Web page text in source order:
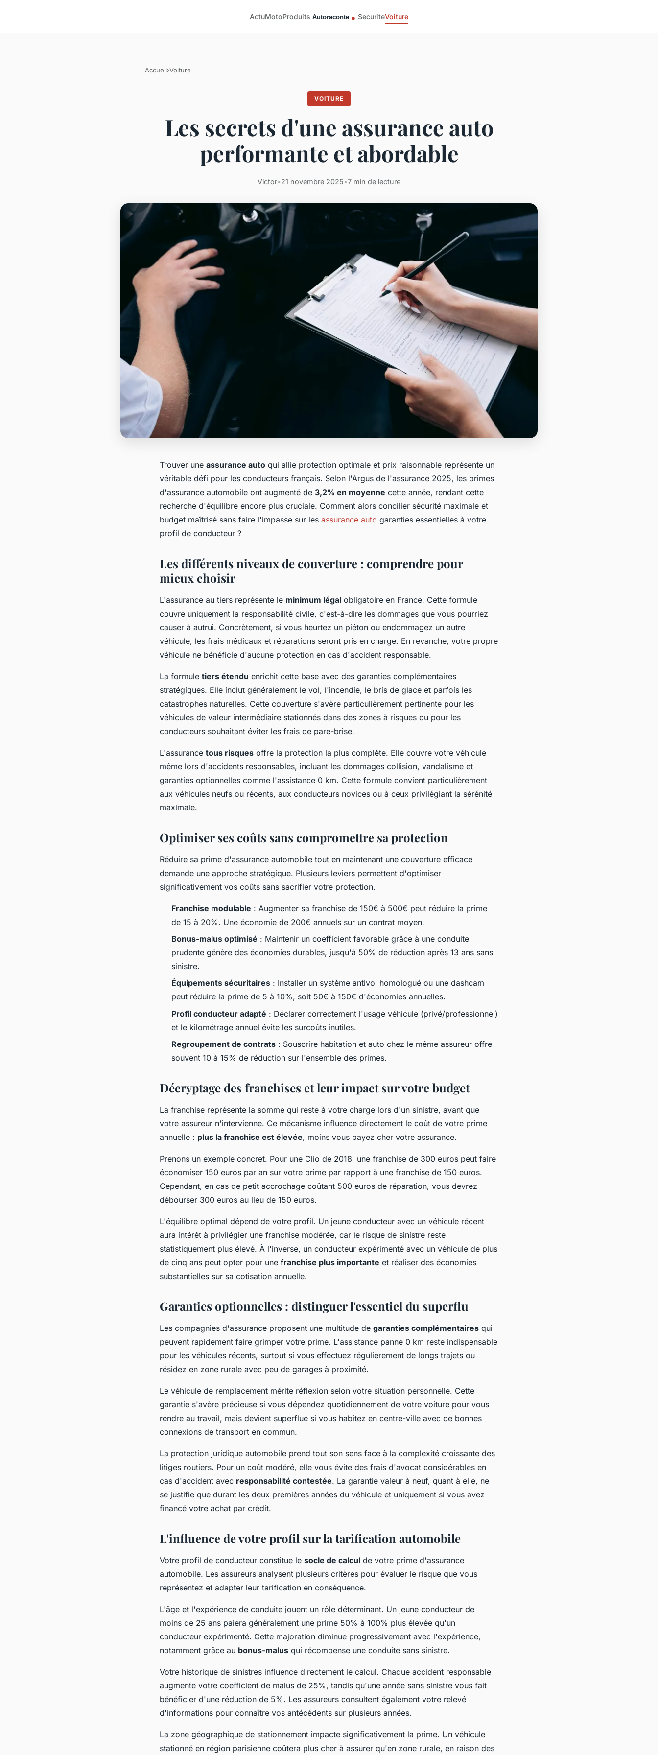
ActuMotoProduits SecuriteVoiture
Accueil›Voiture
VOITURE
Les secrets d'une assurance auto
performante et abordable
Victor•21 novembre 2025•7 min de lecture
Trouver une assurance auto qui allie protection optimale et prix raisonnable représente un
véritable défi pour les conducteurs français. Selon l'Argus de l'assurance 2025, les primes
d'assurance automobile ont augmenté de 3,2% en moyenne cette année, rendant cette
recherche d'équilibre encore plus cruciale. Comment alors concilier sécurité maximale et
budget maîtrisé sans faire l'impasse sur les assurance auto garanties essentielles à votre
profil de conducteur ?
Les différents niveaux de couverture : comprendre pour
mieux choisir
L'assurance au tiers représente le minimum légal obligatoire en France. Cette formule
couvre uniquement la responsabilité civile, c'est-à-dire les dommages que vous pourriez
causer à autrui. Concrètement, si vous heurtez un piéton ou endommagez un autre
véhicule, les frais médicaux et réparations seront pris en charge. En revanche, votre propre
véhicule ne bénéficie d'aucune protection en cas d'accident responsable.
La formule tiers étendu enrichit cette base avec des garanties complémentaires
stratégiques. Elle inclut généralement le vol, l'incendie, le bris de glace et parfois les
catastrophes naturelles. Cette couverture s'avère particulièrement pertinente pour les
véhicules de valeur intermédiaire stationnés dans des zones à risques ou pour les
conducteurs souhaitant éviter les frais de pare-brise.
L'assurance tous risques offre la protection la plus complète. Elle couvre votre véhicule
même lors d'accidents responsables, incluant les dommages collision, vandalisme et
garanties optionnelles comme l'assistance 0 km. Cette formule convient particulièrement
aux véhicules neufs ou récents, aux conducteurs novices ou à ceux privilégiant la sérénité
maximale.
Optimiser ses coûts sans compromettre sa protection
Réduire sa prime d'assurance automobile tout en maintenant une couverture efficace
demande une approche stratégique. Plusieurs leviers permettent d'optimiser
significativement vos coûts sans sacrifier votre protection.
Franchise modulable : Augmenter sa franchise de 150€ à 500€ peut réduire la prime
de 15 à 20%. Une économie de 200€ annuels sur un contrat moyen.
Bonus-malus optimisé : Maintenir un coefficient favorable grâce à une conduite
prudente génère des économies durables, jusqu'à 50% de réduction après 13 ans sans
sinistre.
Équipements sécuritaires : Installer un système antivol homologué ou une dashcam
peut réduire la prime de 5 à 10%, soit 50€ à 150€ d'économies annuelles.
Profil conducteur adapté : Déclarer correctement l'usage véhicule (privé/professionnel)
et le kilométrage annuel évite les surcoûts inutiles.
Regroupement de contrats : Souscrire habitation et auto chez le même assureur offre
souvent 10 à 15% de réduction sur l'ensemble des primes.
Décryptage des franchises et leur impact sur votre budget
La franchise représente la somme qui reste à votre charge lors d'un sinistre, avant que
votre assureur n'intervienne. Ce mécanisme influence directement le coût de votre prime
annuelle : plus la franchise est élevée, moins vous payez cher votre assurance.
Prenons un exemple concret. Pour une Clio de 2018, une franchise de 300 euros peut faire
économiser 150 euros par an sur votre prime par rapport à une franchise de 150 euros.
Cependant, en cas de petit accrochage coûtant 500 euros de réparation, vous devrez
débourser 300 euros au lieu de 150 euros.
L'équilibre optimal dépend de votre profil. Un jeune conducteur avec un véhicule récent
aura intérêt à privilégier une franchise modérée, car le risque de sinistre reste
statistiquement plus élevé. À l'inverse, un conducteur expérimenté avec un véhicule de plus
de cinq ans peut opter pour une franchise plus importante et réaliser des économies
substantielles sur sa cotisation annuelle.
Garanties optionnelles : distinguer l'essentiel du superflu
Les compagnies d'assurance proposent une multitude de garanties complémentaires qui
peuvent rapidement faire grimper votre prime. L'assistance panne 0 km reste indispensable
pour les véhicules récents, surtout si vous effectuez régulièrement de longs trajets ou
résidez en zone rurale avec peu de garages à proximité.
Le véhicule de remplacement mérite réflexion selon votre situation personnelle. Cette
garantie s'avère précieuse si vous dépendez quotidiennement de votre voiture pour vous
rendre au travail, mais devient superflue si vous habitez en centre-ville avec de bonnes
connexions de transport en commun.
La protection juridique automobile prend tout son sens face à la complexité croissante des
litiges routiers. Pour un coût modéré, elle vous évite des frais d'avocat considérables en
cas d'accident avec responsabilité contestée. La garantie valeur à neuf, quant à elle, ne
se justifie que durant les deux premières années du véhicule et uniquement si vous avez
financé votre achat par crédit.
L'influence de votre profil sur la tarification automobile
Votre profil de conducteur constitue le socle de calcul de votre prime d'assurance
automobile. Les assureurs analysent plusieurs critères pour évaluer le risque que vous
représentez et adapter leur tarification en conséquence.
L'âge et l'expérience de conduite jouent un rôle déterminant. Un jeune conducteur de
moins de 25 ans paiera généralement une prime 50% à 100% plus élevée qu'un
conducteur expérimenté. Cette majoration diminue progressivement avec l'expérience,
notamment grâce au bonus-malus qui récompense une conduite sans sinistre.
Votre historique de sinistres influence directement le calcul. Chaque accident responsable
augmente votre coefficient de malus de 25%, tandis qu'une année sans sinistre vous fait
bénéficier d'une réduction de 5%. Les assureurs consultent également votre relevé
d'informations pour connaître vos antécédents sur plusieurs années.
La zone géographique de stationnement impacte significativement la prime. Un véhicule
stationné en région parisienne coûtera plus cher à assurer qu'en zone rurale, en raison des